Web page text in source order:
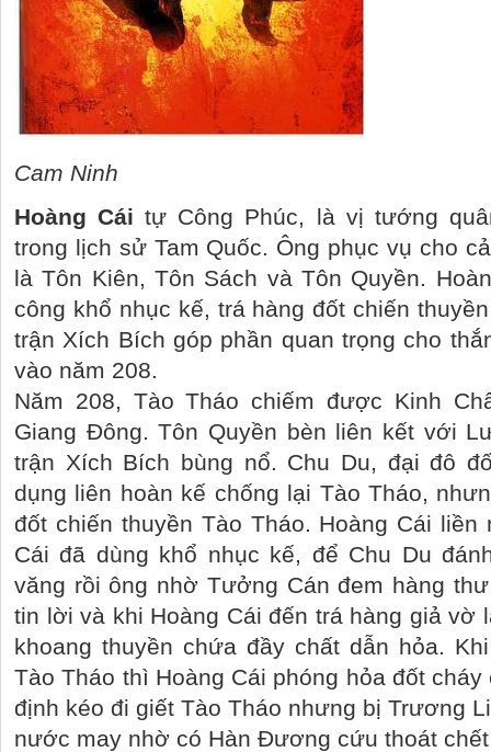
Cam Ninh
Hoàng Cáitự Công Phúc, là vị tướng
trong lịch sử Tam Quốc. Ông phục vụ cho
là Tôn Kiên, Tôn Sách và Tôn Quyền.
công khổ nhục kế, trá hàng đốt chiến
trận Xích Bích góp phần quan trọng cho
vào năm 208.
Năm 208, Tào Tháo chiếm được Kinh
Giang Đông. Tôn Quyền bèn liên kết với
trận Xích Bích bùng nổ. Chu Du, đại đô
dụng liên hoàn kế chống lại Tào Tháo,
đốt chiến thuyền Tào Tháo. Hoàng Cái liền
Cái đã dùng khổ nhục kế, để Chu Du
văng rồi ông nhờ Tưởng Cán đem hàng
tin lời và khi Hoàng Cái đến trá hàng giả vờ
khoang thuyền chứa đầy chất dẫn hỏa.
Tào Tháo thì Hoàng Cái phóng hỏa đốt
định kéo đi giết Tào Tháo nhưng bị Trương
nước may nhờ có Hàn Đương cứu thoát